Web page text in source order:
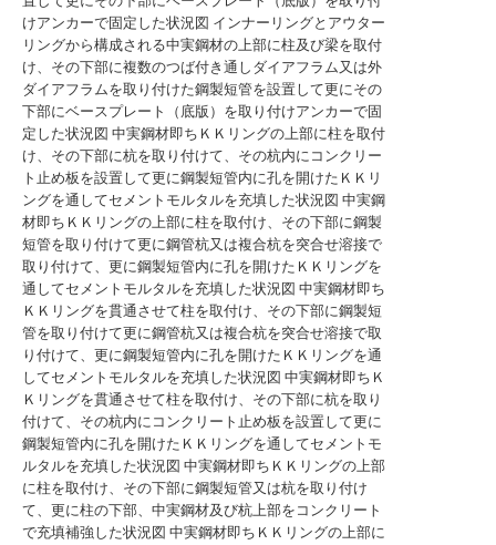
けアンカーで固定した状況図 インナーリングとアウター
リングから構成される中実鋼材の上部に柱及び梁を取付
け、その下部に複数のつば付き通しダイアフラム又は外
ダイアフラムを取り付けた鋼製短管を設置して更にその
下部にベースプレート（底版）を取り付けアンカーで固
定した状況図 中実鋼材即ちＫＫリングの上部に柱を取付
け、その下部に杭を取り付けて、その杭内にコンクリー
ト止め板を設置して更に鋼製短管内に孔を開けたＫＫリ
ングを通してセメントモルタルを充填した状況図 中実鋼
材即ちＫＫリングの上部に柱を取付け、その下部に鋼製
短管を取り付けて更に鋼管杭又は複合杭を突合せ溶接で
取り付けて、更に鋼製短管内に孔を開けたＫＫリングを
通してセメントモルタルを充填した状況図 中実鋼材即ち
ＫＫリングを貫通させて柱を取付け、その下部に鋼製短
管を取り付けて更に鋼管杭又は複合杭を突合せ溶接で取
り付けて、更に鋼製短管内に孔を開けたＫＫリングを通
してセメントモルタルを充填した状況図 中実鋼材即ちＫ
Ｋリングを貫通させて柱を取付け、その下部に杭を取り
付けて、その杭内にコンクリート止め板を設置して更に
鋼製短管内に孔を開けたＫＫリングを通してセメントモ
ルタルを充填した状況図 中実鋼材即ちＫＫリングの上部
に柱を取付け、その下部に鋼製短管又は杭を取り付け
て、更に柱の下部、中実鋼材及び杭上部をコンクリート
で充填補強した状況図 中実鋼材即ちＫＫリングの上部に